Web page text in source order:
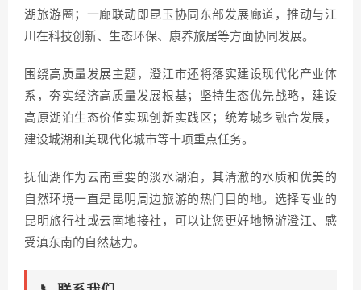
湖旅游圈；一廊联动即昆玉协同东部发展廊道，推动与江
川在科技创新、生态环保、康养旅居等方面协同发展。
围绕高质量发展主题，澄江市还将落实建设现代化产业体
系，夯实经济高质量发展根基；坚持生态优先战略，建设
高原湖泊生态价值实现创新实践区；统筹城乡融合发展，
建设城湖和美现代化城市等十项重点任务。
抚仙湖作为云南重要的淡水湖泊，其清澈的水质和优美的
自然环境一直是昆明周边旅游的热门目的地。选择专业的
昆明旅行社或云南地接社，可以让您更好地畅游澄江、感
受滇东南的自然魅力。